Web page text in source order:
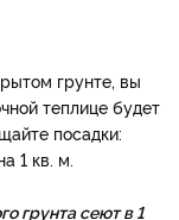
грунте, вы
теплице будет
посадки:
1 кв. м.
грунта сеют в 1